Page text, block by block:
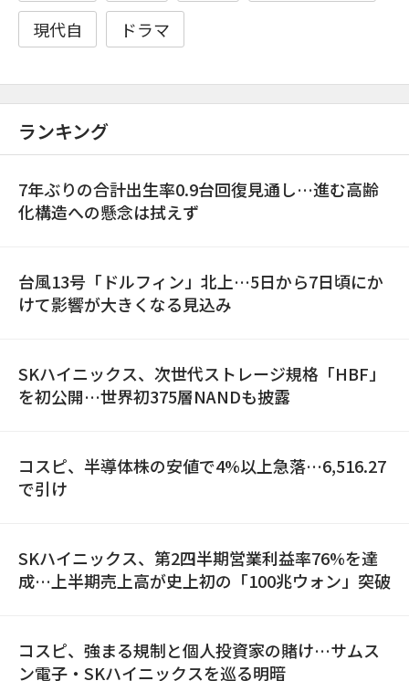
現代自
ドラマ
ランキング
7年ぶりの合計出生率0.9台回復見通し…進む高齢
化構造への懸念は拭えず
台風13号「ドルフィン」北上…5日から7日頃にか
けて影響が大きくなる見込み
SKハイニックス、次世代ストレージ規格「HBF」
を初公開…世界初375層NANDも披露
コスピ、半導体株の安値で4%以上急落…6,516.27
で引け
SKハイニックス、第2四半期営業利益率76%を達
成…上半期売上高が史上初の「100兆ウォン」突破
コスピ、強まる規制と個人投資家の賭け…サムス
ン電子・SKハイニックスを巡る明暗